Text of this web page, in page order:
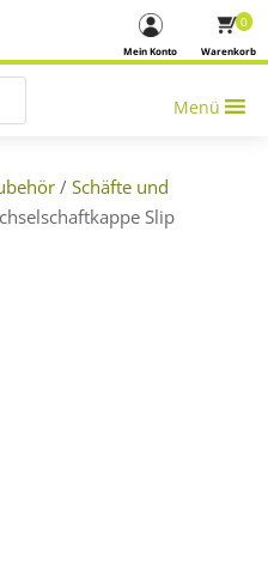
Warenkorb
0
Mein Konto
Menü
/ Schäfte und
Slip